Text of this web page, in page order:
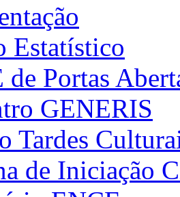
Estatístico
de Portas
GENERIS
Tardes
de Iniciação